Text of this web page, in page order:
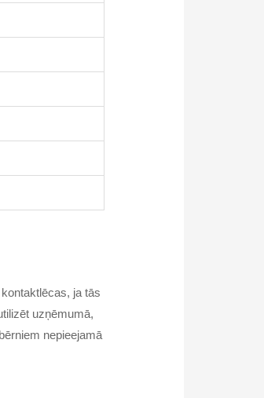
ja tās
uzņēmumā,
nepieejamā